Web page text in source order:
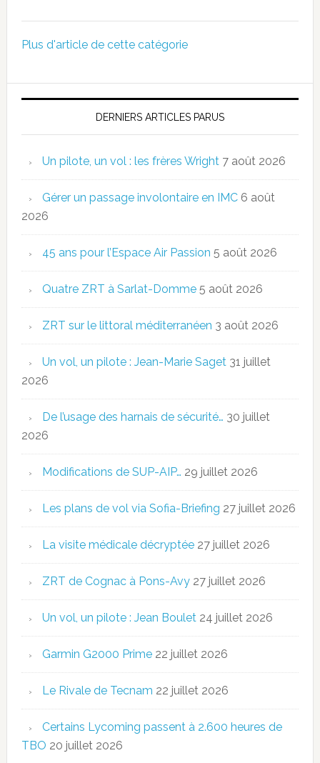
Plus d'article de cette catégorie
DERNIERS ARTICLES PARUS
Un pilote, un vol : les frères Wright 7 août 2026
Gérer un passage involontaire en IMC 6 août
2026
45 ans pour l’Espace Air Passion 5 août 2026
Quatre ZRT à Sarlat-Domme 5 août 2026
ZRT sur le littoral méditerranéen 3 août 2026
Un vol, un pilote : Jean-Marie Saget 31 juillet
2026
De l’usage des harnais de sécurité… 30 juillet
2026
Modifications de SUP-AIP… 29 juillet 2026
Les plans de vol via Sofia-Briefing 27 juillet 2026
La visite médicale décryptée 27 juillet 2026
ZRT de Cognac à Pons-Avy 27 juillet 2026
Un vol, un pilote : Jean Boulet 24 juillet 2026
Garmin G2000 Prime 22 juillet 2026
Le Rivale de Tecnam 22 juillet 2026
Certains Lycoming passent à 2.600 heures de
TBO 20 juillet 2026